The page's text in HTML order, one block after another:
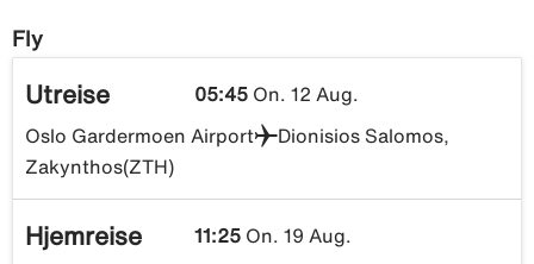
Fly
Utreise 05:45On. 12 Aug.
Oslo Gardermoen Airport
Dionisios Salomos,
Zakynthos(ZTH)
Hjemreise 11:25On. 19 Aug.